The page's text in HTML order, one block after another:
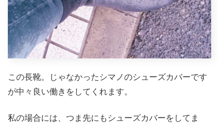
この長靴。じゃなかったシマノのシューズカバーです
が中々良い働きをしてくれます。
私の場合には、つま先にもシューズカバーをしてま